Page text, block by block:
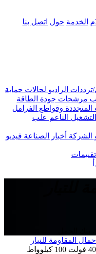
الخدمة حول اتصل بنا
الراديو لحالات حماية
مرشحات جودة الطاقة
وقواطع الفرامل
الناعم علب
الشركة أخبار الصناعة فيديو
تقييمات
المقاومة للتيار